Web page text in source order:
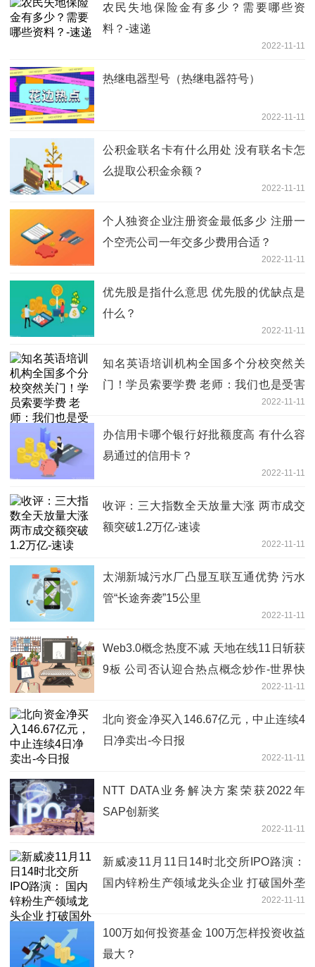
农民失地保险金有多少？需要哪些资
料？-速递
2022-11-11
热继电器型号（热继电器符号）
2022-11-11
公积金联名卡有什么用处 没有联名卡怎
么提取公积金余额？
2022-11-11
个人独资企业注册资金最低多少 注册一
个空壳公司一年交多少费用合适？
2022-11-11
优先股是指什么意思 优先股的优缺点是
什么？
2022-11-11
知名英语培训机构全国多个分校突然关
门！学员索要学费 老师：我们也是受害
2022-11-11
办信用卡哪个银行好批额度高 有什么容
易通过的信用卡？
2022-11-11
收评：三大指数全天放量大涨 两市成交
额突破1.2万亿-速读
2022-11-11
太湖新城污水厂凸显互联互通优势 污水
管“长途奔袭”15公里
2022-11-11
Web3.0概念热度不减 天地在线11日斩获
9板 公司否认迎合热点概念炒作-世界快
2022-11-11
北向资金净买入146.67亿元，中止连续4
日净卖出-今日报
2022-11-11
NTT DATA业务解决方案荣获2022年
SAP创新奖
2022-11-11
新威凌11月11日14时北交所IPO路演：
国内锌粉生产领域龙头企业 打破国外垄
2022-11-11
100万如何投资基金 100万怎样投资收益
最大？